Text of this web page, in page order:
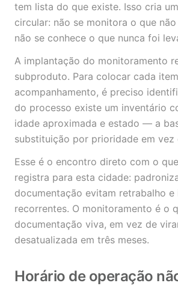
tem lista do que existe. Isso cria
circular: não se monitora o que
não se conhece o que nunca foi
A implantação do monitoramento
subproduto. Para colocar cada
acompanhamento, é preciso
do processo existe um inventário
idade aproximada e estado — a
substituição por prioridade em vez
Esse é o encontro direto com o
registra para esta cidade:
documentação evitam retrabalho e
recorrentes. O monitoramento é o
documentação viva, em vez de
desatualizada em três meses.
Horário de operação